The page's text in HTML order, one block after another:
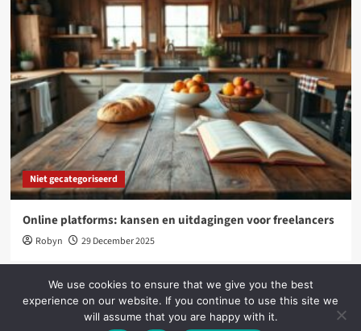
Niet gecategoriseerd
Online platforms: kansen en uitdagingen voor freelancers
Robyn 29 December 2025
Copyright © All rights reserved.|CoverNews
We use cookies to ensure that we give you the best
experience on our website. If you continue to use this site we
will assume that you are happy with it.